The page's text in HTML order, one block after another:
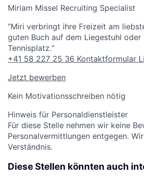
Miriam Missel Recruiting Specialist
“Miri verbringt ihre Freizeit am
guten Buch auf dem Liegestuhl oder
Tennisplatz.“
+41 58 227 25 36 Kontaktformular
Jetzt bewerben
Kein Motivationsschreiben nötig
Hinweis für Personaldienstleister
Für diese Stelle nehmen wir keine
Personalvermittlungen entgegen.
Verständnis.
Diese Stellen könnten auch